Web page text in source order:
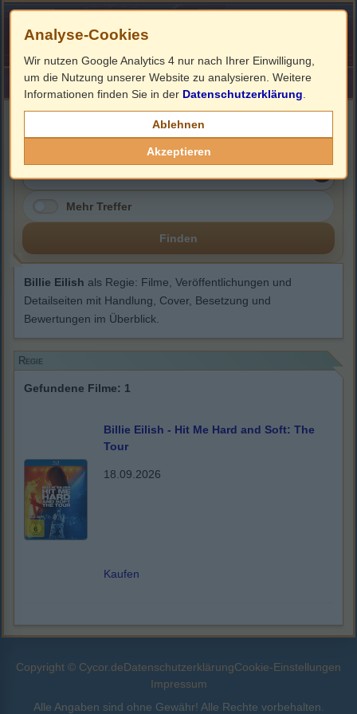
HOME ImpressumLinks
Mehr Treffer
Finden
Billie Eilish als Regie: Filme, Veröffentlichungen und
Detailseiten mit Handlung, Cover, Besetzung und
Bewertungen im Überblick.
Regie
Gefundene Filme: 1
Billie Eilish - Hit Me Hard and Soft: The
Tour
18.09.2026
Kaufen
Copyright © Cycor.deDatenschutzerklärungCookie-Einstellungen
Impressum
Alle Angaben sind ohne Gewähr! Alle Rechte vorbehalten.
Analyse-Cookies
Wir nutzen Google Analytics 4 nur nach Ihrer Einwilligung,
um die Nutzung unserer Website zu analysieren. Weitere
Informationen finden Sie in der Datenschutzerklärung
Ablehnen
Akzeptieren